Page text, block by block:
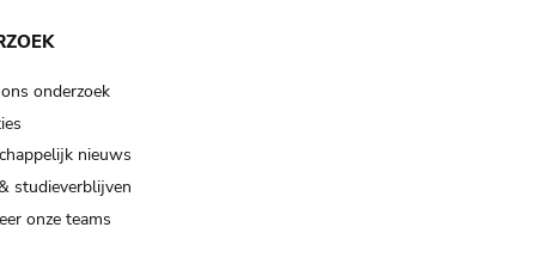
onderzoek
nieuws
studieverblijven
onze teams